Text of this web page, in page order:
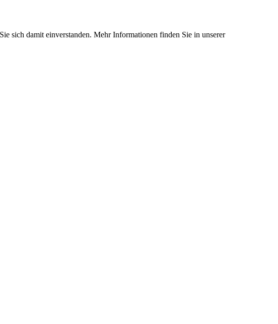
sich damit einverstanden. Mehr Informationen finden Sie in unserer